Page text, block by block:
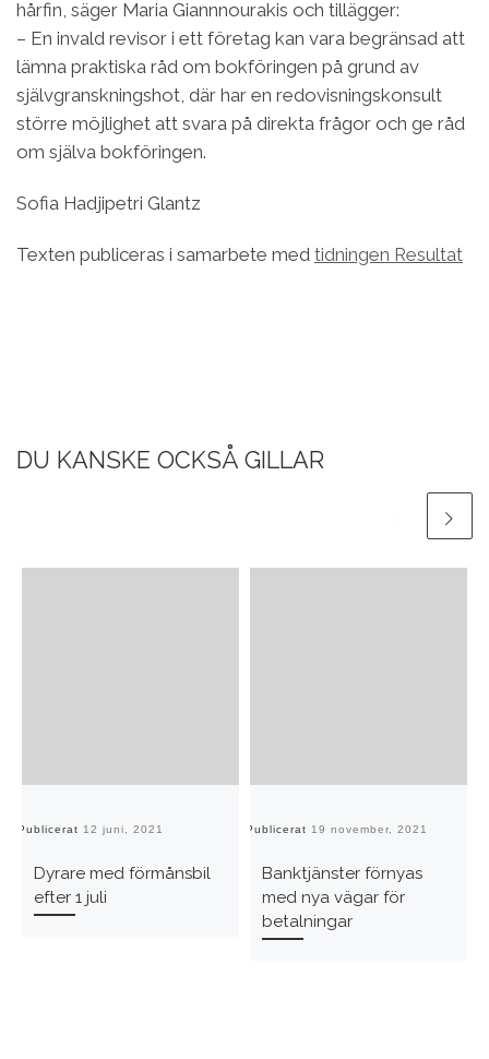
hårfin, säger Maria Giannnourakis och tillägger:
– En invald revisor i ett företag kan vara begränsad att
lämna praktiska råd om bokföringen på grund av
självgranskningshot, där har en redovisningskonsult
större möjlighet att svara på direkta frågor och ge råd
om själva bokföringen.
Sofia Hadjipetri Glantz
Texten publiceras i samarbete med tidningen Resultat
DU KANSKE OCKSÅ GILLAR
Publicerat 12 juni, 2021
Dyrare med förmånsbil
efter 1 juli
Publicerat 19 november, 2021
Banktjänster förnyas
med nya vägar för
betalningar